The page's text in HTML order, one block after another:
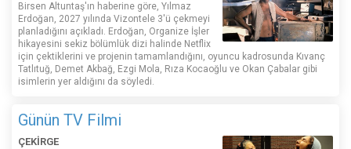
Birsen Altuntaş'ın haberine göre, Yılmaz
Erdoğan, 2027 yılında Vizontele 3'ü çekmeyi
planladığını açıkladı. Erdoğan, Organize İşler
hikayesini sekiz bölümlük dizi halinde Netflix
için çektiklerini ve projenin tamamlandığını, oyuncu kadrosunda Kıvanç
Tatlıtuğ, Demet Akbağ, Ezgi Mola, Rıza Kocaoğlu ve Okan Çabalar gibi
isimlerin yer aldığını da söyledi.
Günün TV Filmi
ÇEKİRGE